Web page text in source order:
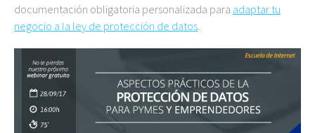
documentación obligatoria personalizada para adaptar tu
negocio a la ley de protección de datos.